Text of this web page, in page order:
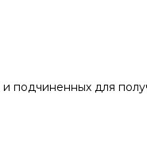
подчиненных для